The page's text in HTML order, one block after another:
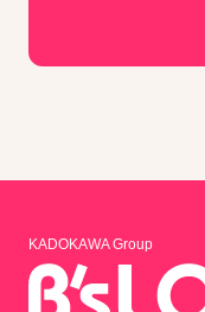
KADOKAWA Group